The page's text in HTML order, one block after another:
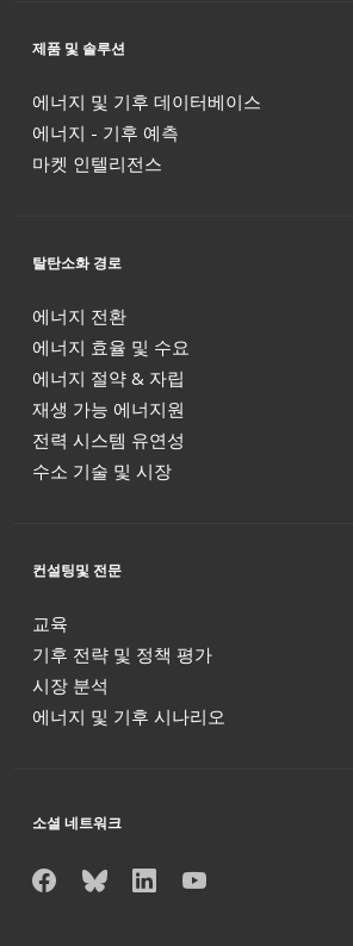
제품 및 솔루션
에너지 및 기후 데이터베이스
에너지 - 기후 예측
마켓 인텔리전스
탈탄소화 경로
에너지 전환
에너지 효율 및 수요
에너지 절약 & 자립
재생 가능 에너지원
전력 시스템 유연성
수소 기술 및 시장
컨설팅및 전문
교육
기후 전략 및 정책 평가
시장 분석
에너지 및 기후 시나리오
소셜 네트워크